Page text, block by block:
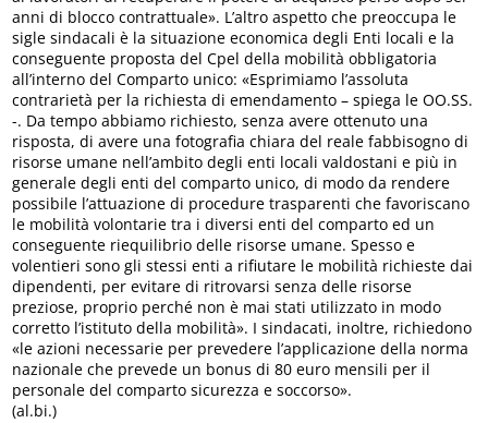
anni di blocco contrattuale». L’altro aspetto che preoccupa le
sigle sindacali è la situazione economica degli Enti locali e la
conseguente proposta del Cpel della mobilità obbligatoria
all’interno del Comparto unico: «Esprimiamo l’assoluta
contrarietà per la richiesta di emendamento – spiega le OO.SS.
-. Da tempo abbiamo richiesto, senza avere ottenuto una
risposta, di avere una fotografia chiara del reale fabbisogno di
risorse umane nell’ambito degli enti locali valdostani e più in
generale degli enti del comparto unico, di modo da rendere
possibile l’attuazione di procedure trasparenti che favoriscano
le mobilità volontarie tra i diversi enti del comparto ed un
conseguente riequilibrio delle risorse umane. Spesso e
volentieri sono gli stessi enti a rifiutare le mobilità richieste dai
dipendenti, per evitare di ritrovarsi senza delle risorse
preziose, proprio perché non è mai stati utilizzato in modo
corretto l’istituto della mobilità». I sindacati, inoltre, richiedono
«le azioni necessarie per prevedere l’applicazione della norma
nazionale che prevede un bonus di 80 euro mensili per il
personale del comparto sicurezza e soccorso».
(al.bi.)